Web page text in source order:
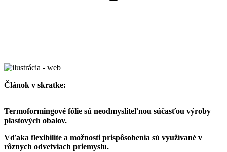
Článok v skratke:
Termoformingové fólie sú neodmysliteľnou súčasťou výroby
plastových obalov.
Vďaka flexibilite a možnosti prispôsobenia sú využívané v
rôznych odvetviach priemyslu.